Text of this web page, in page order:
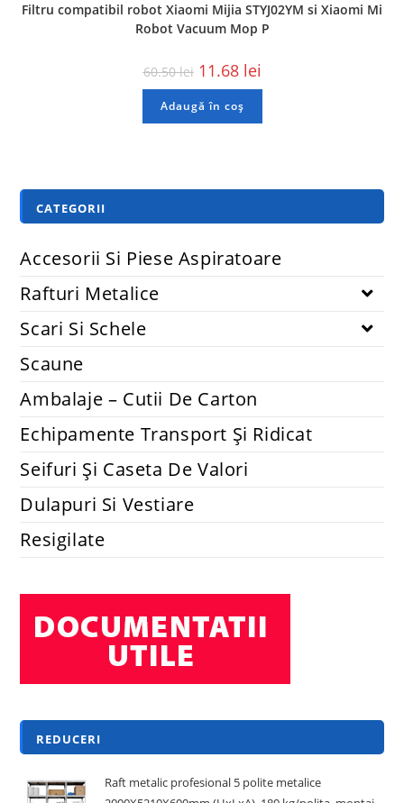
Filtru compatibil robot Xiaomi Mijia STYJ02YM si Xiaomi Mi
Robot Vacuum Mop P
60.50lei 11.68 lei
Adaugă în coș
CATEGORII
Accesorii Si Piese Aspiratoare
Rafturi Metalice
Scari Si Schele
Scaune
Ambalaje – Cutii De Carton
Echipamente Transport Și Ridicat
Seifuri Și Caseta De Valori
Dulapuri Si Vestiare
Resigilate
REDUCERI
Raft metalic profesional 5 polite metalice